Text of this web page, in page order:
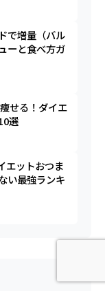
で増量（バル
ーと食べ方ガ
せる！ダイエ
選
エットおつま
い最強ランキ